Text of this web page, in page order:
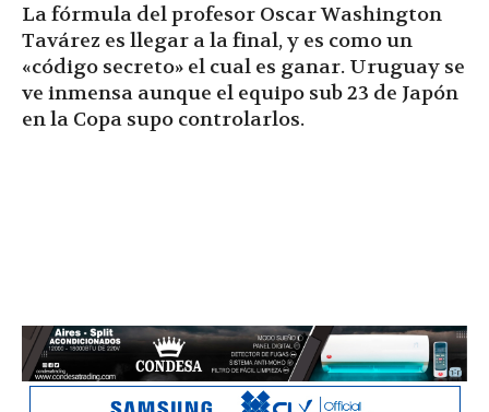
La fórmula del profesor Oscar Washington
Tavárez es llegar a la final, y es como un
«código secreto» el cual es ganar. Uruguay se
ve inmensa aunque el equipo sub 23 de Japón
en la Copa supo controlarlos.